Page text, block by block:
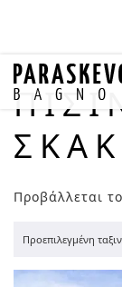
Προβάλλεται